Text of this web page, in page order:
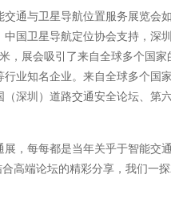
通与卫星导航位置服务展览会
国卫星导航定位协会支持，深
，展会吸引了来自全球多个国
业知名企业。来自全球多个国
深圳）道路交通安全论坛、第
，每每都是当年关乎于智能交
高端论坛的精彩分享，我们一